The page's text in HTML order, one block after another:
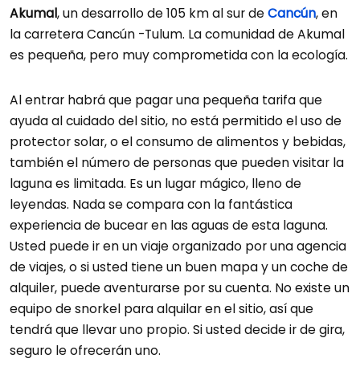
Akumal, un desarrollo de 105 km al sur deCancún, en
la carretera Cancún -Tulum. La comunidad de Akumal
es pequeña, pero muy comprometida con la ecología.
Al entrar habrá que pagar una pequeña tarifa que
ayuda al cuidado del sitio, no está permitido el uso de
protector solar, o el consumo de alimentos y bebidas,
también el número de personas que pueden visitar la
laguna es limitada. Es un lugar mágico, lleno de
leyendas. Nada se compara con la fantástica
experiencia de bucear en las aguas de esta laguna.
Usted puede ir en un viaje organizado por una agencia
de viajes, o si usted tiene un buen mapa y un coche de
alquiler, puede aventurarse por su cuenta. No existe un
equipo de snorkel para alquilar en el sitio, así que
tendrá que llevar uno propio. Si usted decide ir de gira,
seguro le ofrecerán uno.